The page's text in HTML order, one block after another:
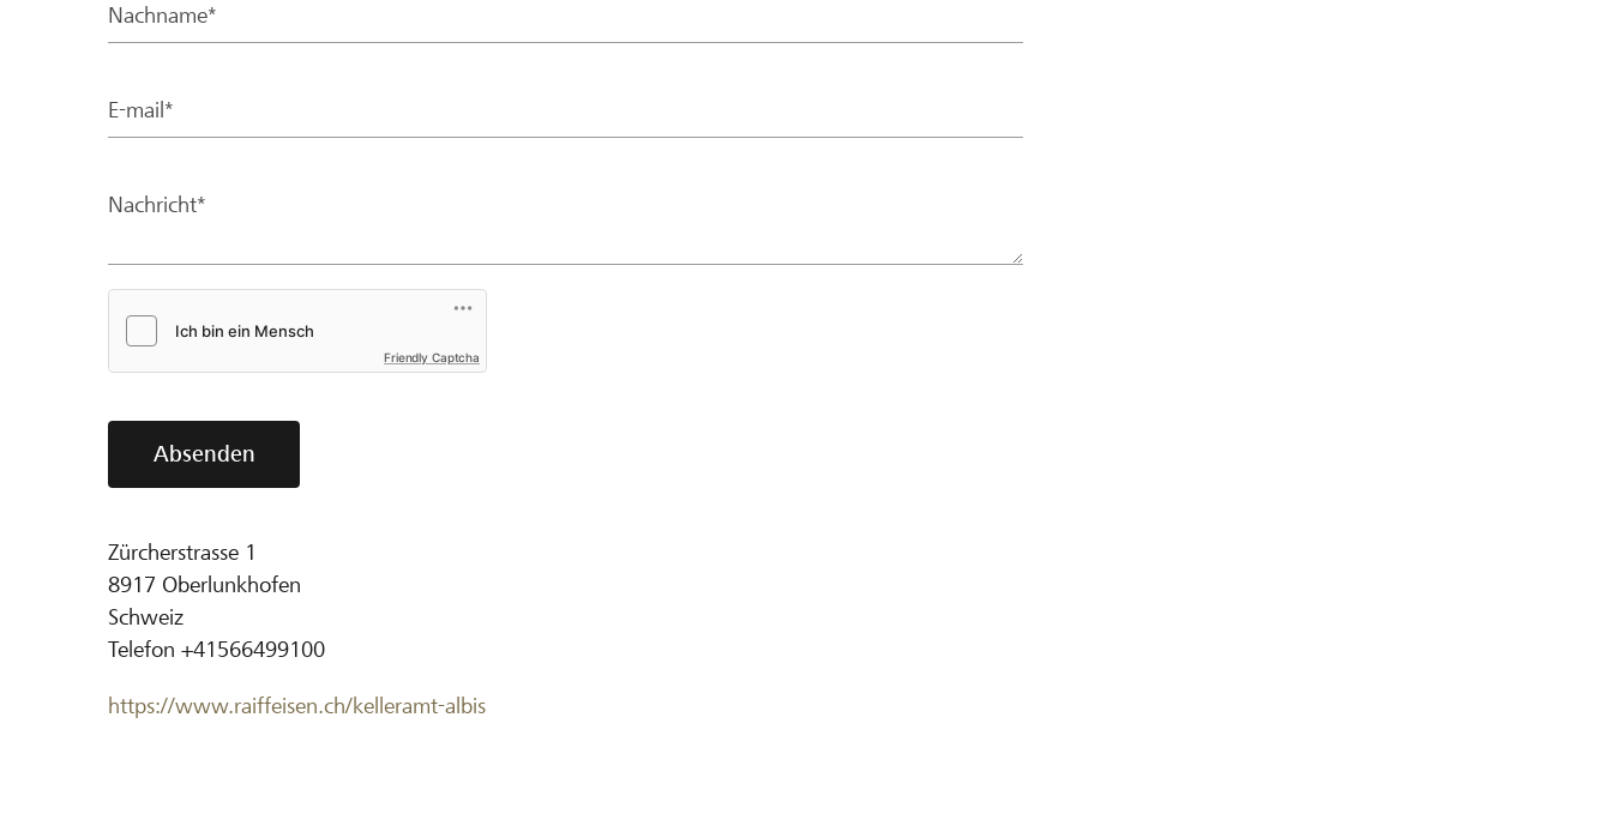
Nachname*
E-mail*
Nachricht*
Friendly Captcha
Absenden
Zürcherstrasse 1
8917 Oberlunkhofen
Schweiz
Telefon +41566499100
https://www.raiffeisen.ch/kelleramt-albis